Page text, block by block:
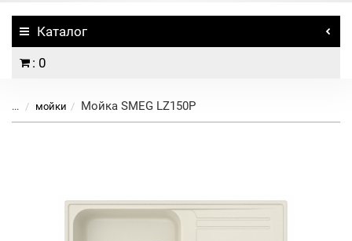
Каталог
: 0
... мойки Мойка SMEG LZ150P